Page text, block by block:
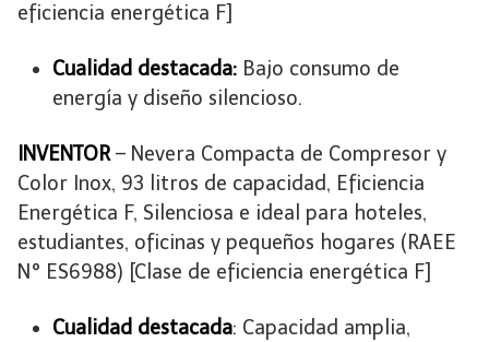
eficiencia energética F]
Cualidad destacada: Bajo consumo de
energía y diseño silencioso.
INVENTOR– Nevera Compacta de Compresor y
Color Inox, 93 litros de capacidad, Eficiencia
Energética F, Silenciosa e ideal para hoteles,
estudiantes, oficinas y pequeños hogares (RAEE
N° ES6988) [Clase de eficiencia energética F]
Cualidad destacada: Capacidad amplia,